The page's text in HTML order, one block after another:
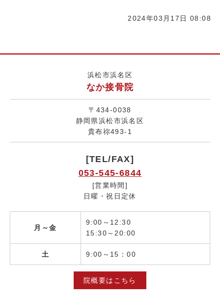
2024年03月17日 08:08
浜松市浜名区
なか接骨院
〒434-0038
静岡県浜松市浜名区
貴布祢493-1
[TEL/FAX]
053-545-6844
[営業時間]
日曜・祝日定休
月～金
9:00～12:30
15:30～20:00
土 9:00～15：00
院概要はこちら